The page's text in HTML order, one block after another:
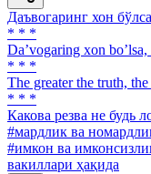
Даъвогаринг хон
* * *
Daʼvogaring xon
* * *
The greater the truth,
* * *
Какова резва не будь
#мардлик ва
#имкон ва
вакиллари ҳақида